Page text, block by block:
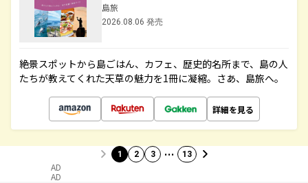
島旅
2026.08.06 発売
絶景スポットから島ごはん、カフェ、歴史的名所まで、島の人
たちが教えてくれた天草の魅力を1冊に凝縮。さあ、島旅へ。
詳細を見る
1 2 3 … 13
AD
AD